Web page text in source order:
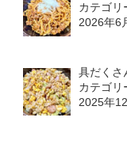
カテゴリ
2026年6
具だくさ
カテゴリ
2025年